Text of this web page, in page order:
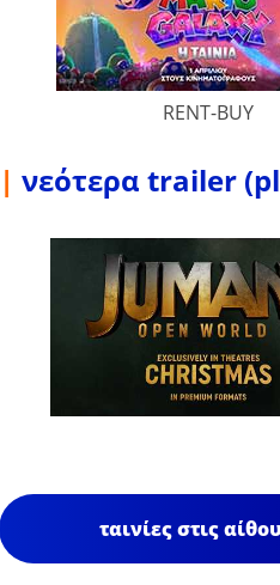
RENT-BUY
| νεότερα trailer
1/85
ταινίες στις